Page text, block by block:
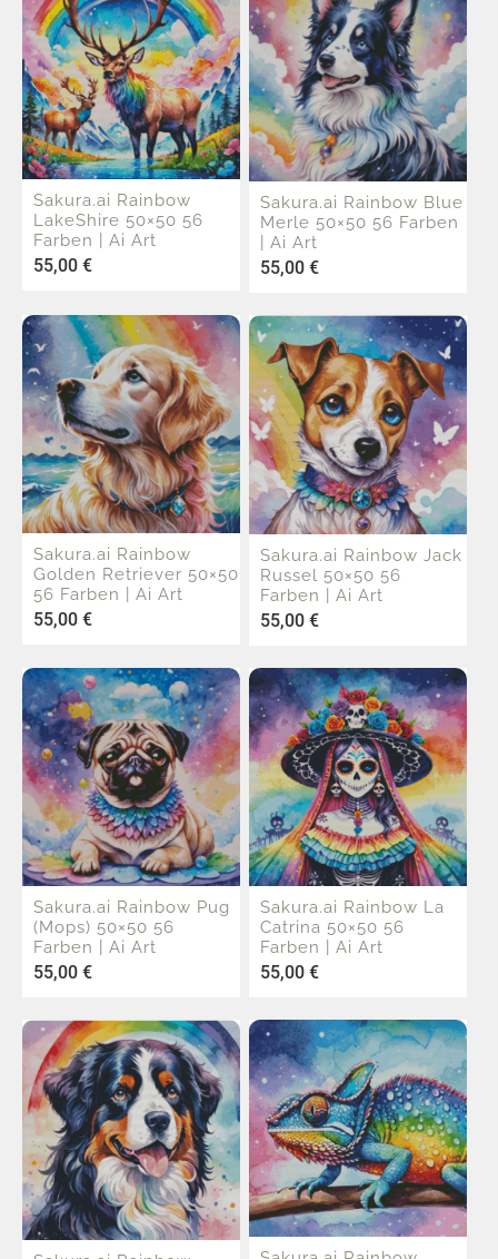
Sakura.ai Rainbow
LakeShire 50×50 56
Farben | Ai Art
55,00 €
Sakura.ai Rainbow Blue
Merle 50×50 56 Farben
| Ai Art
55,00 €
Sakura.ai Rainbow
Golden Retriever 50×50
56 Farben | Ai Art
55,00 €
Sakura.ai Rainbow Jack
Russel 50×50 56
Farben | Ai Art
55,00 €
Sakura.ai Rainbow Pug
(Mops) 50×50 56
Farben | Ai Art
55,00 €
Sakura.ai Rainbow La
Catrina 50×50 56
Farben | Ai Art
55,00 €